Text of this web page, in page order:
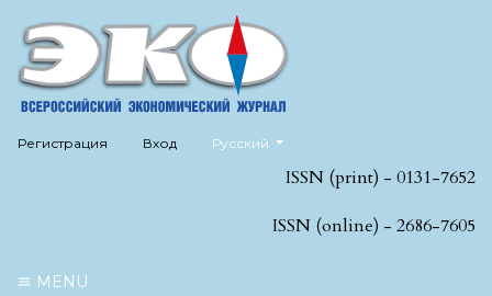
Регистрация Вход Русский
ISSN (print) - 0131-7652
ISSN (online) - 2686-7605
MENU